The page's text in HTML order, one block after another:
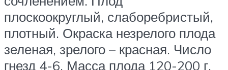
плоскоокруглый, слаборебристый,
плотный. Окраска незрелого плода
зеленая, зрелого – красная. Число
гнезд 4-6. Масса плода 120-200 г.